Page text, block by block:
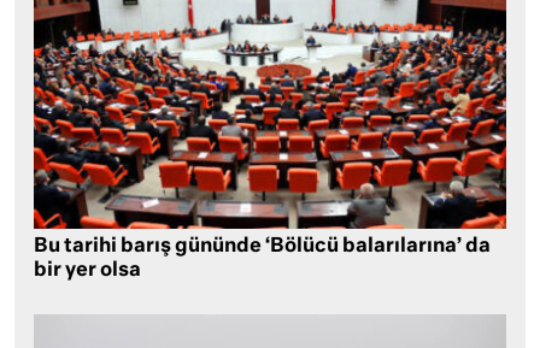
Bu tarihi barış gününde ‘Bölücü balarılarına’ da
bir yer olsa